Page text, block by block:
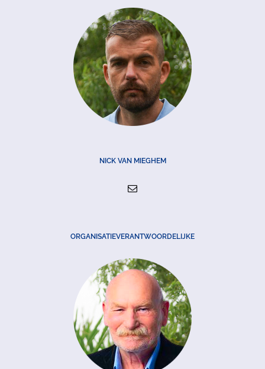
NICK VAN MIEGHEM
ORGANISATIEVERANTWOORDELIJKE